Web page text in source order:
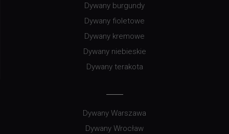
Dywany burgundy
Dywany fioletowe
Dywany kremowe
Dywany niebieskie
Dywany terakota
Dywany Warszawa
Dywany Wrocław